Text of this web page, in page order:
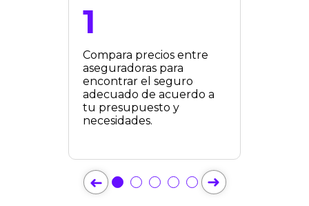
1
Compara precios entre
aseguradoras para
encontrar el seguro
adecuado de acuerdo a
tu presupuesto y
necesidades.
➜ ➜